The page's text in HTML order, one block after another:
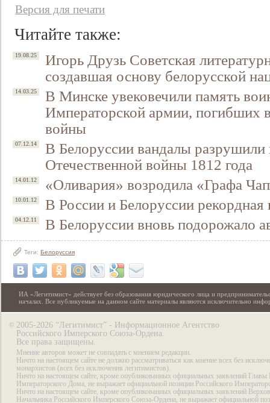
Версия для печати
Читайте также:
19.08.25
Игорь Друзь Советская
создавшая основу белорусской
14.03.25
В Минске увековечили память
Императорской армии, погибших
войны
07.12.14
В Белоруссии вандалы
Отечественной войны 1812 года
14.01.12 «Оливария» возродила «Графа
10.01.12 В России и Белоруссии рекордная
04.12.11 В Белоруссии вновь подорожало
Теги: Белоруссия
ИА «Легитимист» действует без образования юридического лица и
началах. Все публикуемые на данном сайте материалы являются исключительно
© 2005-2026 “Легитимист” - Информационное Агентство
Российского Имперского Союза-Ордена.
Все права защищены.
Мнение авторов может не совпадать с мнением редакции.
Ничто на настоящем сайте не должно рассматриваться как мнение всех без
монархистов (всех без исключения легитимистов).
Ничто на настоящем сайте, кроме опубликованных официальных заявлений Главы
Императорского Дома, не выражает официальной позиции Российского
Ничто на настоящем сайте, кроме опубликованных официальных заявлений
Начальника Российского Имперского Союза-Ордена, не выражает официальной